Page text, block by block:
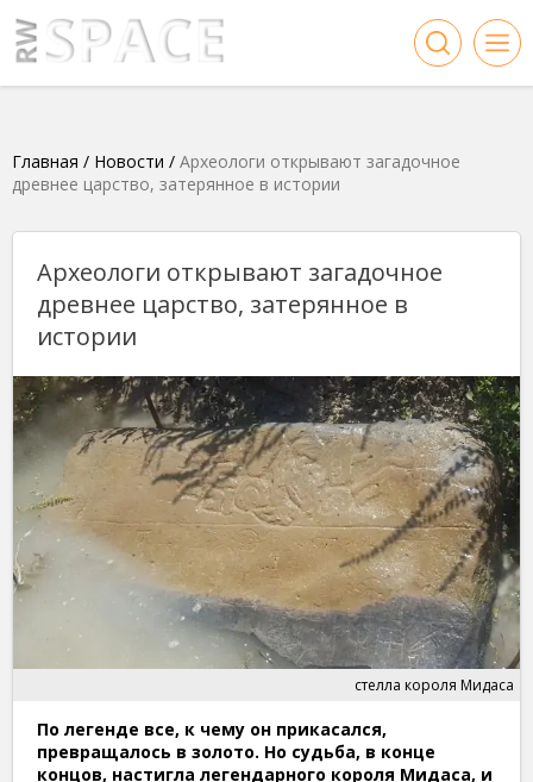
Главная / Новости / Археологи открывают загадочное
древнее царство, затерянное в истории
Археологи открывают загадочное
древнее царство, затерянное в
истории
стелла короля Мидаса
По легенде все, к чему он прикасался,
превращалось в золото. Но судьба, в конце
концов, настигла легендарного короля Мидаса, и